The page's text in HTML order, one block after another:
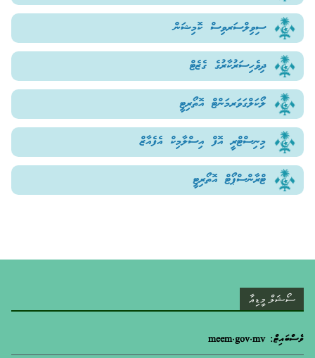
ސިވިލްސަރވިސް ކޮމިޝަން
ދިވެހިސަރުކާރުގެ ގެޒެޓް
ލޯކަލްގަވަރމަންޓް އޮތޯރިޓީ
މިނިސްޓްރީ އޮފް އިސްލާމިކް އެފެއާޒް
ޓްރާންސްޕޯޓް އޮތޯރިޓީ
ސޯޝަލް މީޑިއާ
ވެސްބައިޓް: meem.gov.mv